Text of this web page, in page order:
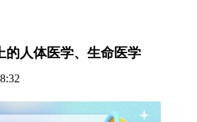
的人体医学、生命医学